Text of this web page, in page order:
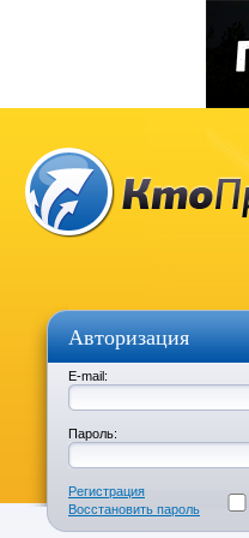
Авторизация
E-mail:
Пароль:
Регистрация
Восстановить пароль